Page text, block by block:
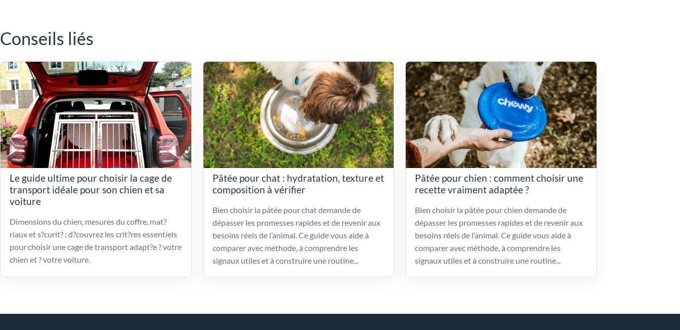
Conseils liés
Le guide ultime pour choisir la cage de
transport idéale pour son chien et sa
voiture
Dimensions du chien, mesures du coffre, mat?
riaux et s?curit? : d?couvrez les crit?res essentiels
pour choisir une cage de transport adapt?e ? votre
chien et ? votre voiture.
Pâtée pour chat : hydratation, texture et
composition à vérifier
Bien choisir la pâtée pour chat demande de
dépasser les promesses rapides et de revenir aux
besoins réels de l’animal. Ce guide vous aide à
comparer avec méthode, à comprendre les
signaux utiles et à construire une routine...
Pâtée pour chien : comment choisir une
recette vraiment adaptée ?
Bien choisir la pâtée pour chien demande de
dépasser les promesses rapides et de revenir aux
besoins réels de l’animal. Ce guide vous aide à
comparer avec méthode, à comprendre les
signaux utiles et à construire une routine...